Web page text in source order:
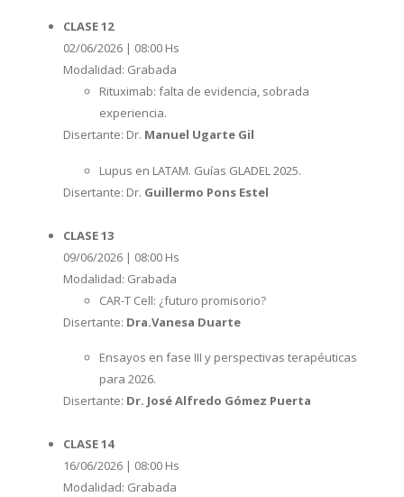
CLASE 12
02/06/2026 | 08:00 Hs
Modalidad: Grabada
Rituximab: falta de evidencia, sobrada
experiencia.
Disertante: Dr. Manuel Ugarte Gil
Lupus en LATAM. Guías GLADEL 2025.
Disertante: Dr. Guillermo Pons Estel
CLASE 13
09/06/2026 | 08:00 Hs
Modalidad: Grabada
CAR-T Cell: ¿futuro promisorio?
Disertante: Dra.Vanesa Duarte
Ensayos en fase III y perspectivas terapéuticas
para 2026.
Disertante: Dr. José Alfredo Gómez Puerta
CLASE 14
16/06/2026 | 08:00 Hs
Modalidad: Grabada